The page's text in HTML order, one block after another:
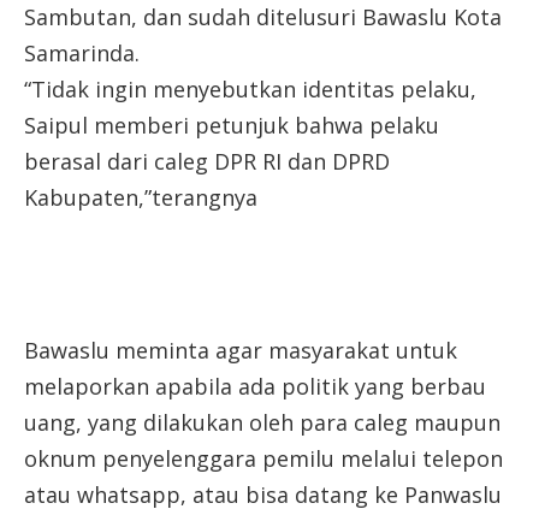
Sambutan, dan sudah ditelusuri Bawaslu Kota
Samarinda.
“Tidak ingin menyebutkan identitas pelaku,
Saipul memberi petunjuk bahwa pelaku
berasal dari caleg DPR RI dan DPRD
Kabupaten,”terangnya
Bawaslu meminta agar masyarakat untuk
melaporkan apabila ada politik yang berbau
uang, yang dilakukan oleh para caleg maupun
oknum penyelenggara pemilu melalui telepon
atau whatsapp, atau bisa datang ke Panwaslu